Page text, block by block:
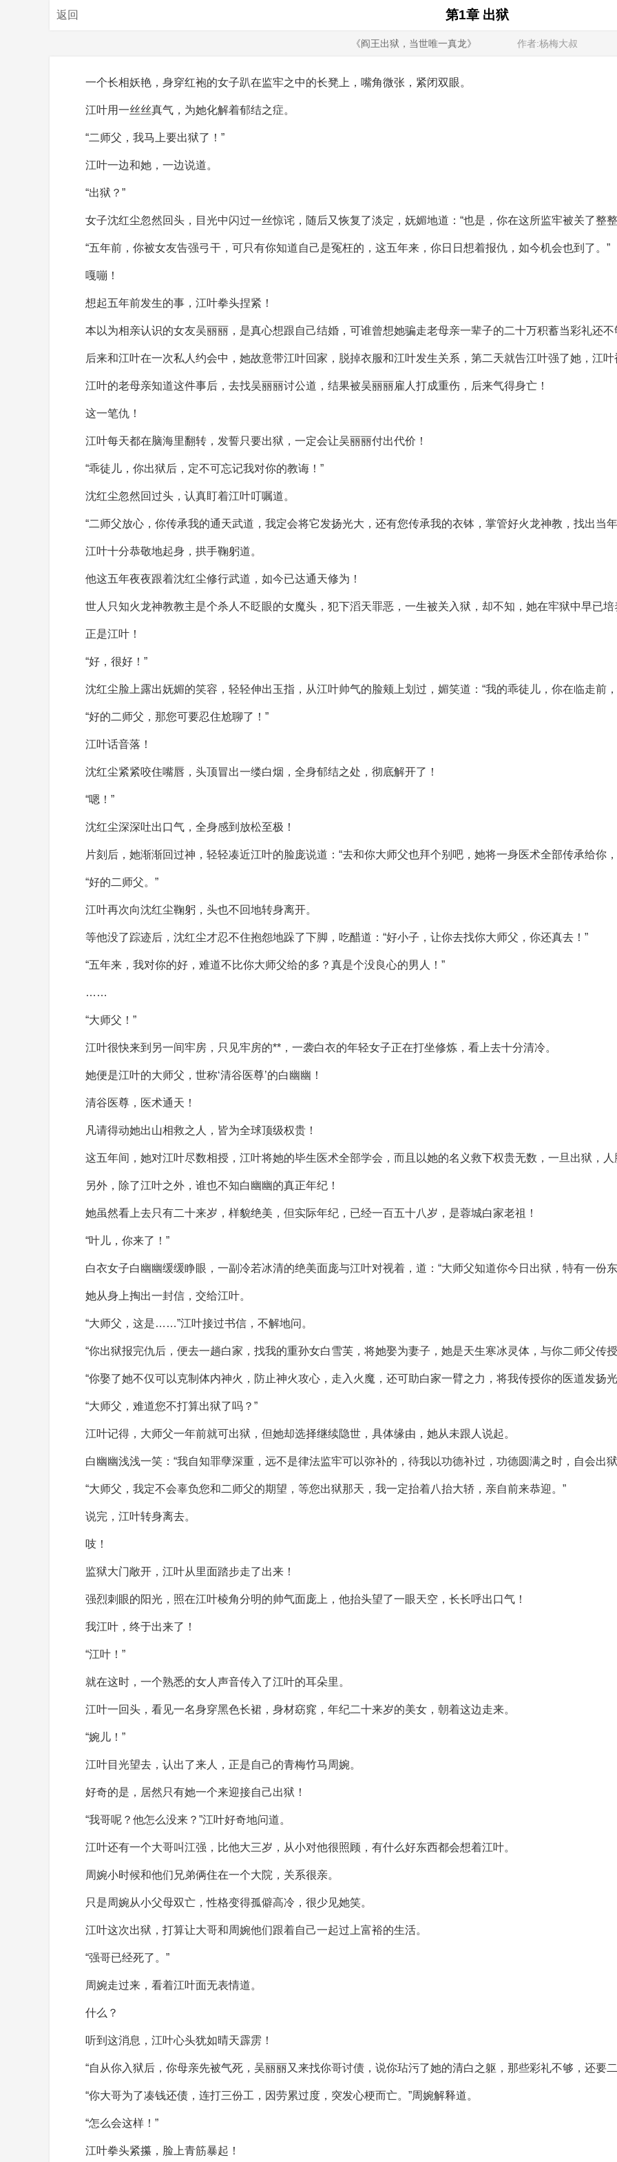
返回 第1章 出狱
《阎王出狱，当世唯一真龙》 作者:杨梅大叔
一个长相妖艳，身穿红袍的女子趴在监牢之中的长凳上，嘴角微张，紧闭双眼。
江叶用一丝丝真气，为她化解着郁结之症。
“二师父，我马上要出狱了！”
江叶一边和她，一边说道。
“出狱？”
女子沈红尘忽然回头，目光中闪过一丝惊诧，随后又恢复了淡定，妩媚地道：“也是，你在这所监牢被关了整
“五年前，你被女友告强弓干，可只有你知道自己是冤枉的，这五年来，你日日想着报仇，如今机会也到了。”
嘎嘣！
想起五年前发生的事，江叶拳头捏紧！
本以为相亲认识的女友吴丽丽，是真心想跟自己结婚，可谁曾想她骗走老母亲一辈子的二十万积蓄当彩礼还不
后来和江叶在一次私人约会中，她故意带江叶回家，脱掉衣服和江叶发生关系，第二天就告江叶强了她，江
江叶的老母亲知道这件事后，去找吴丽丽讨公道，结果被吴丽丽雇人打成重伤，后来气得身亡！
这一笔仇！
江叶每天都在脑海里翻转，发誓只要出狱，一定会让吴丽丽付出代价！
“乖徒儿，你出狱后，定不可忘记我对你的教诲！”
沈红尘忽然回过头，认真盯着江叶叮嘱道。
“二师父放心，你传承我的通天武道，我定会将它发扬光大，还有您传承我的衣钵，掌管好火龙神教，找出当
江叶十分恭敬地起身，拱手鞠躬道。
他这五年夜夜跟着沈红尘修行武道，如今已达通天修为！
世人只知火龙神教教主是个杀人不眨眼的女魔头，犯下滔天罪恶，一生被关入狱，却不知，她在牢狱中早已
正是江叶！
“好，很好！”
沈红尘脸上露出妩媚的笑容，轻轻伸出玉指，从江叶帅气的脸颊上划过，媚笑道：“我的乖徒儿，你在临走前
“好的二师父，那您可要忍住尬聊了！”
江叶话音落！
沈红尘紧紧咬住嘴唇，头顶冒出一缕白烟，全身郁结之处，彻底解开了！
“嗯！”
沈红尘深深吐出口气，全身感到放松至极！
片刻后，她渐渐回过神，轻轻凑近江叶的脸庞说道：“去和你大师父也拜个别吧，她将一身医术全部传承给你
“好的二师父。”
江叶再次向沈红尘鞠躬，头也不回地转身离开。
等他没了踪迹后，沈红尘才忍不住抱怨地跺了下脚，吃醋道：“好小子，让你去找你大师父，你还真去！”
“五年来，我对你的好，难道不比你大师父给的多？真是个没良心的男人！”
……
“大师父！”
江叶很快来到另一间牢房，只见牢房的**，一袭白衣的年轻女子正在打坐修炼，看上去十分清冷。
她便是江叶的大师父，世称‘清谷医尊’的白幽幽！
清谷医尊，医术通天！
凡请得动她出山相救之人，皆为全球顶级权贵！
这五年间，她对江叶尽数相授，江叶将她的毕生医术全部学会，而且以她的名义救下权贵无数，一旦出狱，人
另外，除了江叶之外，谁也不知白幽幽的真正年纪！
她虽然看上去只有二十来岁，样貌绝美，但实际年纪，已经一百五十八岁，是蓉城白家老祖！
“叶儿，你来了！”
白衣女子白幽幽缓缓睁眼，一副冷若冰清的绝美面庞与江叶对视着，道：“大师父知道你今日出狱，特有一份
她从身上掏出一封信，交给江叶。
“大师父，这是……”江叶接过书信，不解地问。
“你出狱报完仇后，便去一趟白家，找我的重孙女白雪芙，将她娶为妻子，她是天生寒冰灵体，与你二师父传
“你娶了她不仅可以克制体内神火，防止神火攻心，走入火魔，还可助白家一臂之力，将我传授你的医道发扬
“大师父，难道您不打算出狱了吗？”
江叶记得，大师父一年前就可出狱，但她却选择继续隐世，具体缘由，她从未跟人说起。
白幽幽浅浅一笑：“我自知罪孽深重，远不是律法监牢可以弥补的，待我以功德补过，功德圆满之时，自会出
“大师父，我定不会辜负您和二师父的期望，等您出狱那天，我一定抬着八抬大轿，亲自前来恭迎。”
说完，江叶转身离去。
吱！
监狱大门敞开，江叶从里面踏步走了出来！
强烈刺眼的阳光，照在江叶棱角分明的帅气面庞上，他抬头望了一眼天空，长长呼出口气！
我江叶，终于出来了！
“江叶！”
就在这时，一个熟悉的女人声音传入了江叶的耳朵里。
江叶一回头，看见一名身穿黑色长裙，身材窈窕，年纪二十来岁的美女，朝着这边走来。
“婉儿！”
江叶目光望去，认出了来人，正是自己的青梅竹马周婉。
好奇的是，居然只有她一个来迎接自己出狱！
“我哥呢？他怎么没来？”江叶好奇地问道。
江叶还有一个大哥叫江强，比他大三岁，从小对他很照顾，有什么好东西都会想着江叶。
周婉小时候和他们兄弟俩住在一个大院，关系很亲。
只是周婉从小父母双亡，性格变得孤僻高冷，很少见她笑。
江叶这次出狱，打算让大哥和周婉他们跟着自己一起过上富裕的生活。
“强哥已经死了。”
周婉走过来，看着江叶面无表情道。
什么？
听到这消息，江叶心头犹如晴天霹雳！
“自从你入狱后，你母亲先被气死，吴丽丽又来找你哥讨债，说你玷污了她的清白之躯，那些彩礼不够，还要
“你大哥为了凑钱还债，连打三份工，因劳累过度，突发心梗而亡。”周婉解释道。
“怎么会这样！”
江叶拳头紧攥，脸上青筋暴起！